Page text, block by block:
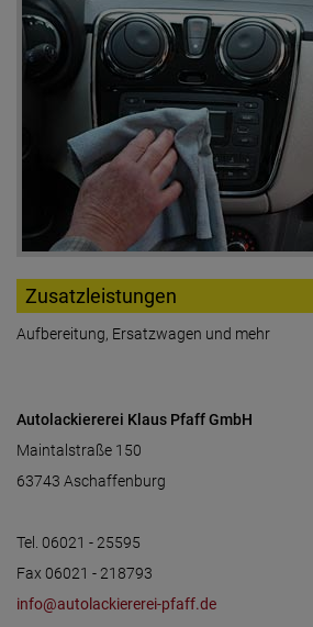
Zusatzleistungen
Aufbereitung, Ersatzwagen und mehr
Autolackiererei Klaus Pfaff GmbH
Maintalstraße 150
63743 Aschaffenburg
Tel. 06021 - 25595
Fax 06021 - 218793
info@autolackiererei-pfaff.de